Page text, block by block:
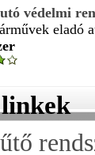
védelmi
eladó